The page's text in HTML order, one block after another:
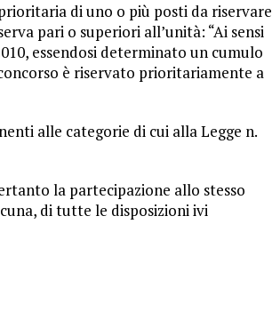
di uno o più posti da riservare
pari o superiori all’unità: “Ai sensi
essendosi determinato un cumulo
è riservato prioritariamente a
alle categorie di cui alla Legge n.
la partecipazione allo stesso
di tutte le disposizioni ivi